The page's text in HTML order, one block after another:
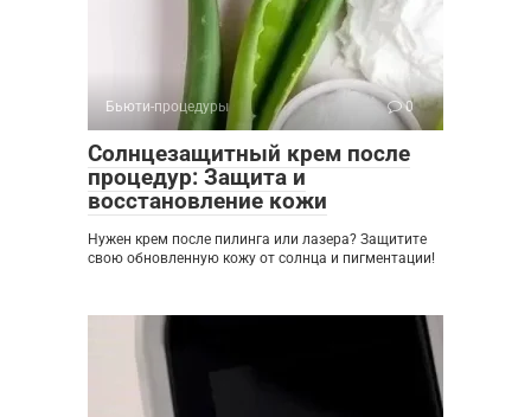
Бьюти-процедуры 0
Солнцезащитный крем после
процедур: Защита и
восстановление кожи
Нужен крем после пилинга или лазера? Защитите
свою обновленную кожу от солнца и пигментации!